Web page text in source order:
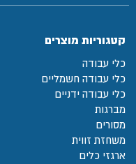
קטגוריות מוצרים
כלי עבודה
כלי עבודה חשמליים
כלי עבודה ידניים
מברגות
מסורים
משחזת זווית
ארגזי כלים